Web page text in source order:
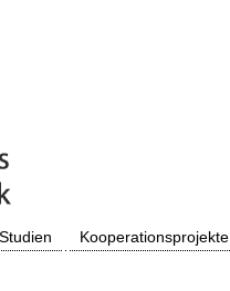
Kooperationsprojekte